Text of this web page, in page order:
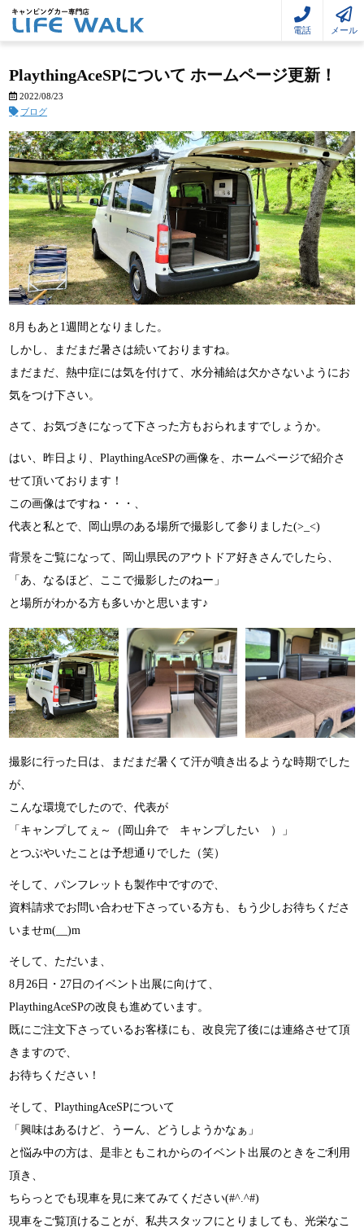
電話 メール
PlaythingAceSPについて ホームページ更新！
2022/08/23
ブログ
8月もあと1週間となりました。
しかし、まだまだ暑さは続いておりますね。
まだまだ、熱中症には気を付けて、水分補給は欠かさないようにお
気をつけ下さい。
さて、お気づきになって下さった方もおられますでしょうか。
はい、昨日より、PlaythingAceSPの画像を、ホームページで紹介さ
せて頂いております！
この画像はですね・・・、
代表と私とで、岡山県のある場所で撮影して参りました(>_<)
背景をご覧になって、岡山県民のアウトドア好きさんでしたら、
「あ、なるほど、ここで撮影したのねー」
と場所がわかる方も多いかと思います♪
撮影に行った日は、まだまだ暑くて汗が噴き出るような時期でした
が、
こんな環境でしたので、代表が
「キャンプしてぇ～（岡山弁で キャンプしたい ）」
とつぶやいたことは予想通りでした（笑）
そして、パンフレットも製作中ですので、
資料請求でお問い合わせ下さっている方も、もう少しお待ちくださ
いませm(__)m
そして、ただいま、
8月26日・27日のイベント出展に向けて、
PlaythingAceSPの改良も進めています。
既にご注文下さっているお客様にも、改良完了後には連絡させて頂
きますので、
お待ちください！
そして、PlaythingAceSPについて
「興味はあるけど、うーん、どうしようかなぁ」
と悩み中の方は、是非ともこれからのイベント出展のときをご利用
頂き、
ちらっとでも現車を見に来てみてください(#^.^#)
現車をご覧頂けることが、私共スタッフにとりましても、光栄なこ